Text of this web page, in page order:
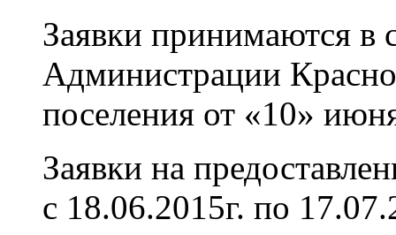
Заявки принимаются в
Администрации
поселения от «10»
Заявки на
с 18.06.2015г. по